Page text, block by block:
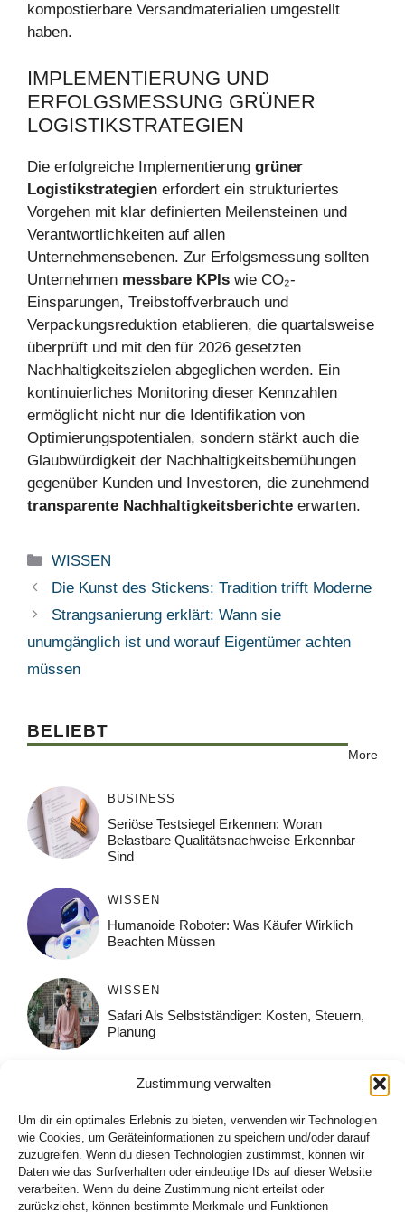
Zustimmung verwalten
Um dir ein optimales Erlebnis zu bieten, verwenden wir Technologien
wie Cookies, um Geräteinformationen zu speichern und/oder darauf
zuzugreifen. Wenn du diesen Technologien zustimmst, können wir
Daten wie das Surfverhalten oder eindeutige IDs auf dieser Website
verarbeiten. Wenn du deine Zustimmung nicht erteilst oder
zurückziehst, können bestimmte Merkmale und Funktionen
kompostierbare Versandmaterialien umgestellt
haben.
IMPLEMENTIERUNG UND
ERFOLGSMESSUNG GRÜNER
LOGISTIKSTRATEGIEN
Die erfolgreiche Implementierung grüner
Logistikstrategien erfordert ein strukturiertes
Vorgehen mit klar definierten Meilensteinen und
Verantwortlichkeiten auf allen
Unternehmensebenen. Zur Erfolgsmessung sollten
Unternehmen messbare KPIs wie CO₂-
Einsparungen, Treibstoffverbrauch und
Verpackungsreduktion etablieren, die quartalsweise
überprüft und mit den für 2026 gesetzten
Nachhaltigkeitszielen abgeglichen werden. Ein
kontinuierliches Monitoring dieser Kennzahlen
ermöglicht nicht nur die Identifikation von
Optimierungspotentialen, sondern stärkt auch die
Glaubwürdigkeit der Nachhaltigkeitsbemühungen
gegenüber Kunden und Investoren, die zunehmend
transparente Nachhaltigkeitsberichte erwarten.
Kategorien
WISSEN
Die Kunst des Stickens: Tradition trifft Moderne
Strangsanierung erklärt: Wann sie
unumgänglich ist und worauf Eigentümer achten
müssen
BELIEBT
More
BUSINESS
Seriöse Testsiegel Erkennen: Woran
Belastbare Qualitätsnachweise Erkennbar
Sind
WISSEN
Humanoide Roboter: Was Käufer Wirklich
Beachten Müssen
WISSEN
Safari Als Selbstständiger: Kosten, Steuern,
Planung
WISSEN
2026
GRÜNDUNG
Businessplan Für Den Bankkredit: So